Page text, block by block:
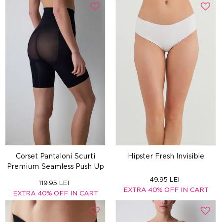
Corset Pantaloni Scurti
Premium Seamless Push Up
119.95 LEI
EXTRA 40% OFF IN CART
Hipster Fresh Invisible
49.95 LEI
EXTRA 40% OFF IN CART